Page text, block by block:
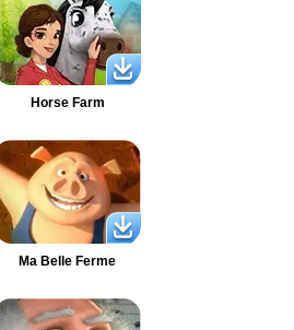
Horse Farm
Ma Belle Ferme